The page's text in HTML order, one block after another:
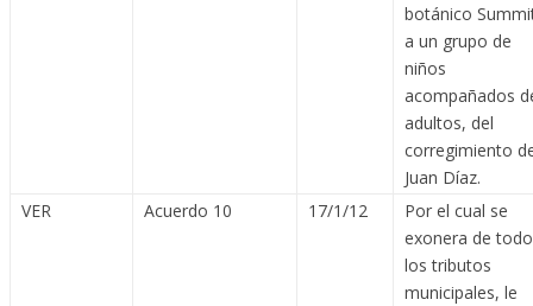
botánico
a un grupo de
niños
acompañados
adultos, del
corregimiento
Juan Díaz.
VER
Acuerdo 10 17/1/12
Por el cual se
exonera de
los tributos
municipales, le